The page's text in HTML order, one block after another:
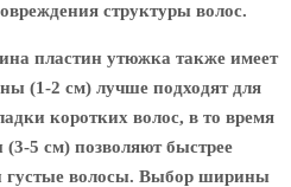
структуры волос.
пластин утюжка также имеет
(1-2 см) лучше подходят для
коротких волос, в то время
5 см) позволяют быстрее
густые волосы. Выбор ширины